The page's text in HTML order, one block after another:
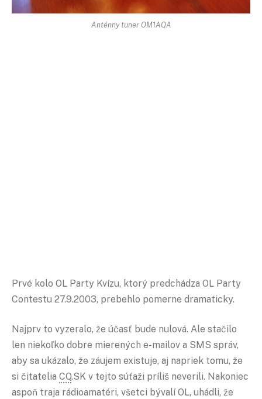
Anténny tuner OM1AQA
Prvé kolo OL Party Kvízu, ktorý predchádza OL Party
Contestu 27.9.2003, prebehlo pomerne dramaticky.
Najprv to vyzeralo, že účasť bude nulová. Ale stačilo
len niekoľko dobre mierených e-mailov a SMS správ,
aby sa ukázalo, že záujem existuje, aj napriek tomu, že
si čitatelia CQ.SK v tejto súťaži príliš neverili. Nakoniec
aspoň traja rádioamatéri, všetci bývalí OL, uhádli, že